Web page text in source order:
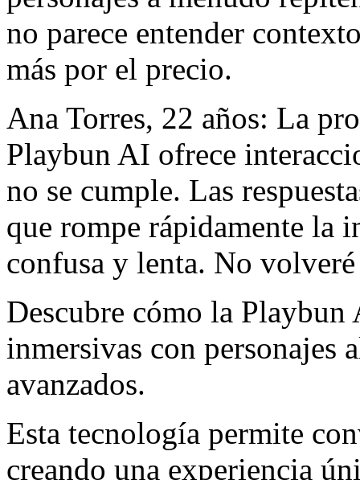
no parece entender
más por el precio.
Ana Torres, 22 años: La
Playbun AI ofrece
no se cumple. Las
que rompe rápidamente la
confusa y lenta. No
Descubre cómo la
inmersivas con personajes
avanzados.
Esta tecnología permite
creando una experiencia